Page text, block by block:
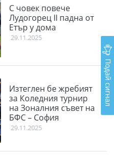
С човек повече
Лудогорец II падна от
Етър у дома
29.11.2025
Изтеглен бе жребият
за Коледния турнир
на Зоналния съвет на
БФС – София
29.11.2025
Подай сигнал